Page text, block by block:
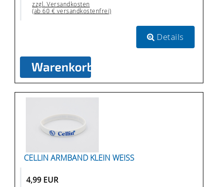
zzgl. Versandkosten
(ab 60 € versandkostenfrei)
Details
CELLIN ARMBAND KLEIN WEISS
4,99 EUR